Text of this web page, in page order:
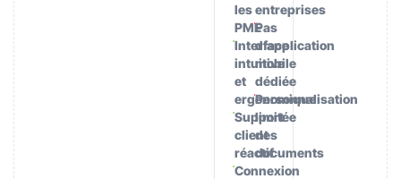
les
PME
Interface
intuitive
et
ergonomique
Support
client
réactif
Connexion
entreprises
Pas
d’application
mobile
dédiée
Personnalisation
limitée
des
documents